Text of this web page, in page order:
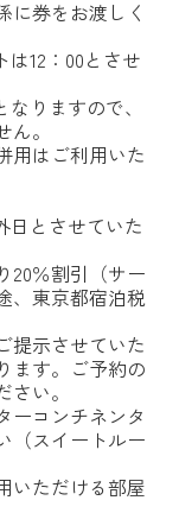
に券をお渡しく
12：00とさせ
りますので、
。
用はご利用いた
日とさせていた
20％割引（サー
、東京都宿泊税
提示させていた
ます。ご予約の
い。
ーコンチネンタ
（スイートルー
いただける部屋